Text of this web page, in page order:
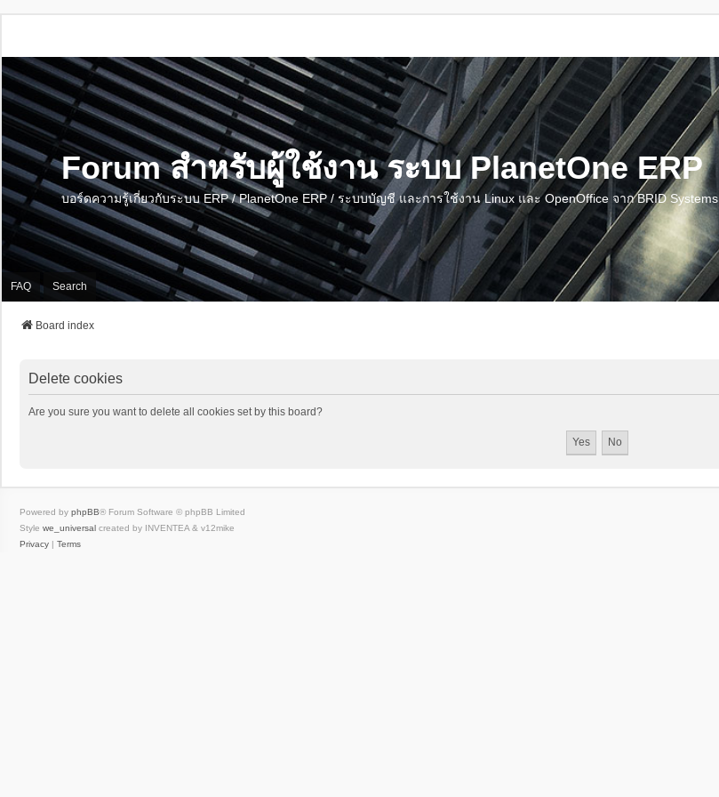
Forum สำหรับผู้ใช้งาน ระบบ PlanetOne ERP
บอร์ดความรู้เกี่ยวกับระบบ ERP / PlanetOne ERP / ระบบบัญชี และการใช้งาน Linux และ OpenOffice จาก BRID Systems
FAQ Search
Board index
Delete cookies
Are you sure you want to delete all cookies set by this board?
Powered by phpBB® Forum Software © phpBB Limited
Style we_universal created by INVENTEA & v12mike
Privacy | Terms